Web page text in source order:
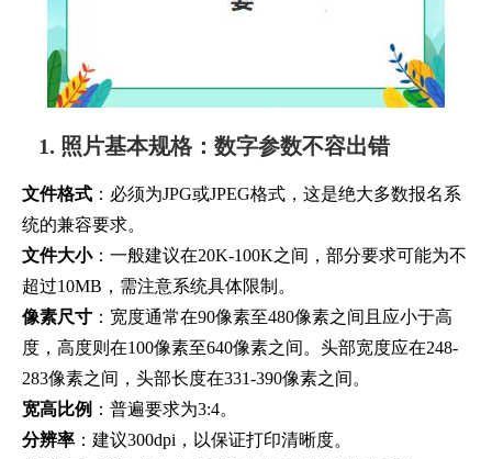
1. 照片基本规格：数字参数不容出错
文件格式 ：必须为JPG或JPEG格式，这是绝大多数报名系
统的兼容要求。
文件大小：一般建议在20K-100K之间，部分要求可能为不
超过10MB，需注意系统具体限制。
像素尺寸 ：宽度通常在90像素至480像素之间且应小于高
度，高度则在100像素至640像素之间。头部宽度应在248-
283像素之间，头部长度在331-390像素之间。
宽高比例 ：普遍要求为3:4。
分辨率 ：建议300dpi，以保证打印清晰度。